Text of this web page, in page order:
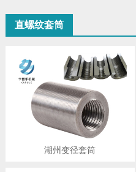
直螺纹套筒
湖州变径套筒